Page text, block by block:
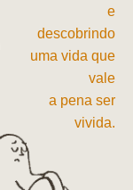
e
descobrindo
uma vida que
vale
a pena ser
vivida.